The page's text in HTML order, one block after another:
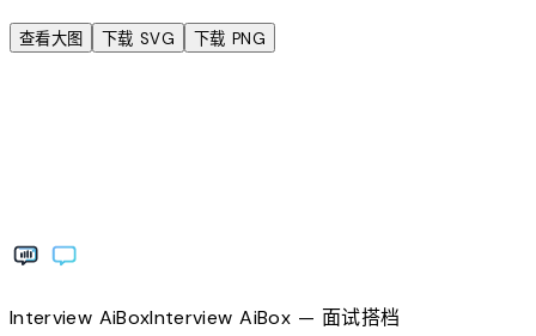
查看大图 下载 SVG 下载 PNG
Interview AiBoxInterviewAiBox— 面试搭档